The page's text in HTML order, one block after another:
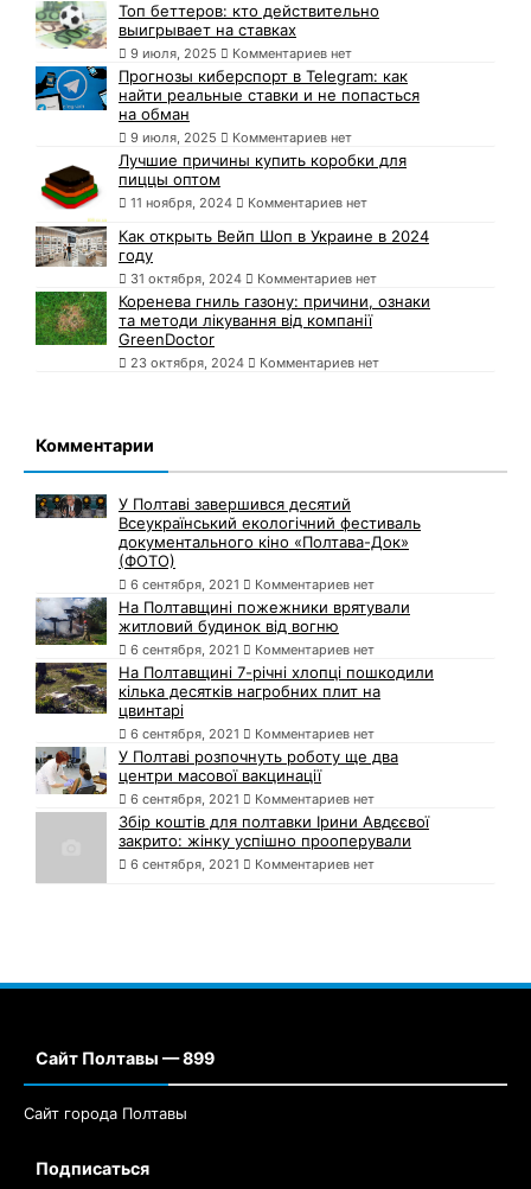
Топ беттеров: кто действительно
выигрывает на ставках
9 июля, 2025 Комментариев нет
Прогнозы киберспорт в Telegram: как
найти реальные ставки и не попасться
на обман
9 июля, 2025 Комментариев нет
Лучшие причины купить коробки для
пиццы оптом
11 ноября, 2024 Комментариев нет
Как открыть Вейп Шоп в Украине в 2024
году
31 октября, 2024 Комментариев нет
Коренева гниль газону: причини, ознаки
та методи лікування від компанії
GreenDoctor
23 октября, 2024 Комментариев нет
Комментарии
У Полтаві завершився десятий
Всеукраїнський екологічний фестиваль
документального кіно «Полтава-Док»
(ФОТО)
6 сентября, 2021 Комментариев нет
На Полтавщині пожежники врятували
житловий будинок від вогню
6 сентября, 2021 Комментариев нет
На Полтавщині 7-річні хлопці пошкодили
кілька десятків нагробних плит на
цвинтарі
6 сентября, 2021 Комментариев нет
У Полтаві розпочнуть роботу ще два
центри масової вакцинації
6 сентября, 2021 Комментариев нет
Збір коштів для полтавки Ірини Авдєєвої
закрито: жінку успішно прооперували
6 сентября, 2021 Комментариев нет
Сайт Полтавы — 899
Сайт города Полтавы
Подписаться